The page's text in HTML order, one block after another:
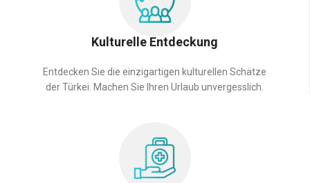
Kulturelle Entdeckung
Entdecken Sie die einzigartigen kulturellen Schätze
der Türkei. Machen Sie Ihren Urlaub unvergesslich.